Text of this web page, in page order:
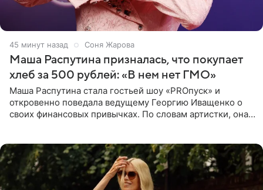
46 минут назад Соня Жарова
Маша Распутина призналась, что покупает
хлеб за 500 рублей: «В нем нет ГМО»
Маша Распутина стала гостьей шоу «PROпуск» и
откровенно поведала ведущему Георгию Иващенко о
своих финансовых привычках. По словам артистки, она